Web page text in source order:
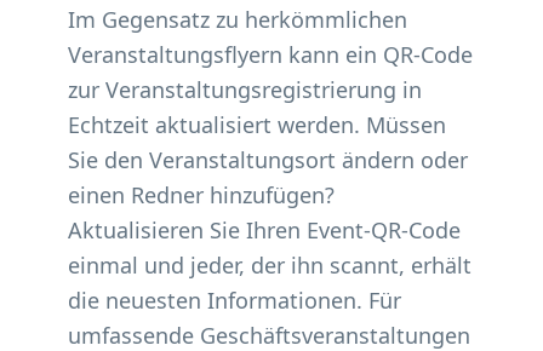
Im Gegensatz zu herkömmlichen
Veranstaltungsflyern kann ein QR-Code
zur Veranstaltungsregistrierung in
Echtzeit aktualisiert werden. Müssen
Sie den Veranstaltungsort ändern oder
einen Redner hinzufügen?
Aktualisieren Sie Ihren Event-QR-Code
einmal und jeder, der ihn scannt, erhält
die neuesten Informationen. Für
umfassende Geschäftsveranstaltungen